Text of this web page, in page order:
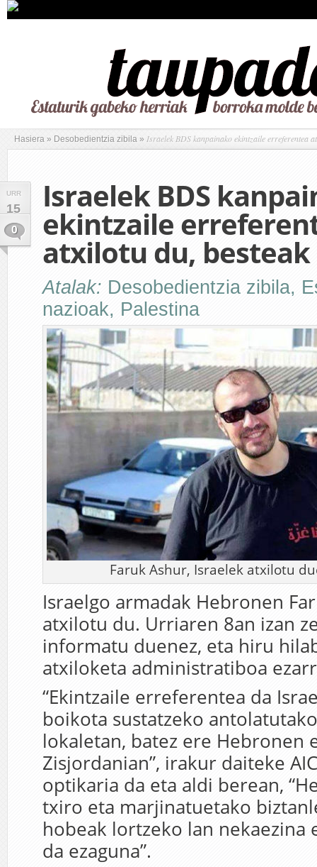
Hasiera » Desobedientzia zibila » Israelek BDS kanpainako ekintzaile erreferentea
URR
15
0
Israelek BDS
ekintzaile
atxilotu du, besteak
Atalak: Desobedientzia zibila,
nazioak, Palestina
Faruk Ashur, Israelek atxilotu
Israelgo armadak Hebronen
atxilotu du. Urriaren 8an izan
informatu duenez, eta hiru
atxiloketa administratiboa
“Ekintzaile erreferentea da
boikota sustatzeko
lokaletan, batez ere Hebronen
Zisjordanian”, irakur daiteke
optikaria da eta aldi berean,
txiro eta marjinatuetako
hobeak lortzeko lan nekaezina
da ezaguna”.